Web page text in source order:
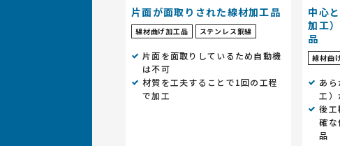
片面が面取りされた線材加工品
線材曲げ加工品 ステンレス鋼線
片面を面取りしているため自動機
は不可
材質を工夫することで1回の工程
で加工
中心
加工
品
線材曲
あ
工
後工
確な
品